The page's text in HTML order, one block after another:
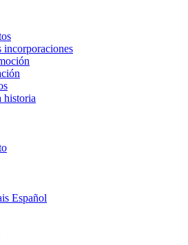
incorporaciones
historia
Español